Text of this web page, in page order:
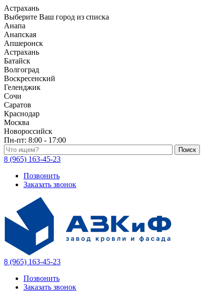
Астрахань
Выберите Ваш город из списка
Анапа
Анапская
Апшеронск
Астрахань
Батайск
Волгоград
Воскресенский
Геленджик
Сочи
Саратов
Краснодар
Москва
Новороссийск
Пн-пт: 8:00 - 17:00
Поиск по каталогу
8 (965) 163-45-23
Позвонить
Заказать звонок
8 (965) 163-45-23
Позвонить
Заказать звонок